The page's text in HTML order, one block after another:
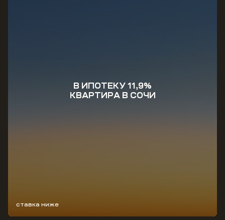
В ИПОТЕКУ 11,9%
КВАРТИРА В СОЧИ
ставка ниже